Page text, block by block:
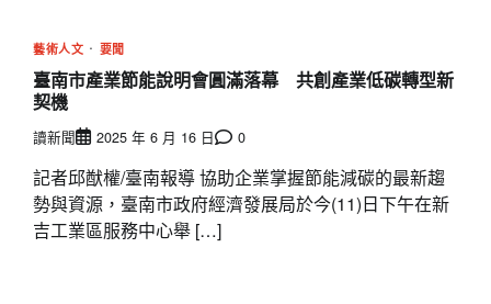
藝術人文 要聞
臺南市產業節能說明會圓滿落幕 共創產業低碳轉型新
契機
讀新聞 2025 年 6 月 16 日 0
記者邱猷權/臺南報導 協助企業掌握節能減碳的最新趨
勢與資源，臺南市政府經濟發展局於今(11)日下午在新
吉工業區服務中心舉 […]